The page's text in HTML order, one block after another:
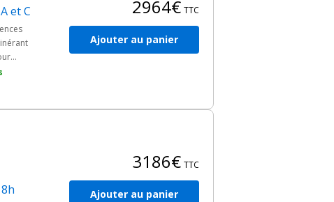
et C 2964€ TTC
Ajouter au panier
3186€ TTC
Ajouter au panier